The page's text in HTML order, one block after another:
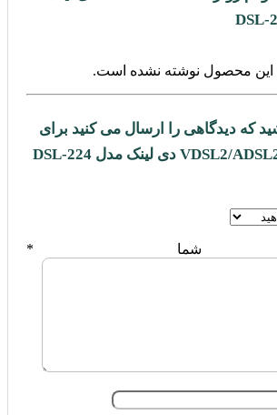
این محصول نوشته نشده است.
که دیدگاهی را ارسال می کنید برای
“مودم روتر +VDSL2/ADSL2 دی لینک مدل DSL-224
شما *